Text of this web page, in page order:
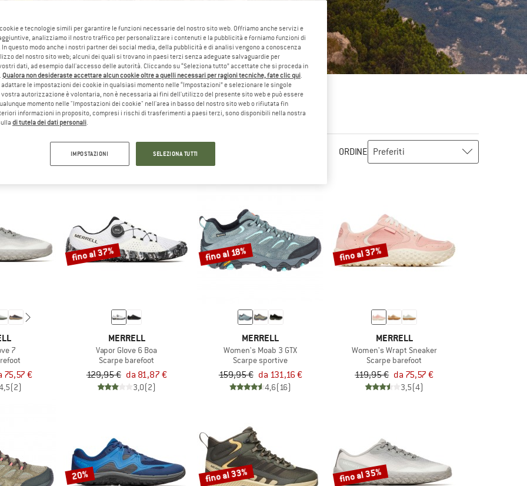
ORDINE
7
75,57 €
(2)
fino al 37%
MERRELL
Vapor Glove 6 Boa
Scarpe barefoot
129,95 € da 81,87 €
3,0(2)
fino al 18%
MERRELL
Women's Moab 3 GTX
Scarpe sportive
159,95 € da 131,16 €
4,6(16)
fino al 37%
MERRELL
Women's Wrapt Sneaker
Scarpe barefoot
119,95 € da 75,57 €
3,5(4)
20% fino al 33% fino al 35%
e tecnologie simili per garantire le funzioni necessarie del nostro sito web. Offriamo anche servizi e
analizziamo il nostro traffico per personalizzare i contenuti e la pubblicità e forniamo funzioni di
questo modo anche i nostri partner dei social media, della pubblicità e di analisi vengono a conoscenza
del nostro sito web; alcuni dei quali si trovano in paesi terzi senza adeguate salvaguardie per
dati, ad esempio dall'accesso delle autorità. Cliccando su “Seleziona tutto” accettate che si proceda in
Qualora non desideraste accettare alcun cookie oltre a quelli necessari per ragioni tecniche, fate clic qui.
adattare le impostazioni dei cookie in qualsiasi momento nelle “Impostazioni” e selezionare le singole
autorizzazione è volontaria, non è necessaria ai fini dell'utilizzo del presente sito web e può essere
momento nelle "Impostazioni dei cookie" nell'area in basso del nostro sito web o rifiutata fin
informazioni in proposito, compresi i rischi di trasferimenti a paesi terzi, sono disponibili nella nostra
di tutela dei dati personali.
IMPOSTAZIONI SELEZIONA TUTTI